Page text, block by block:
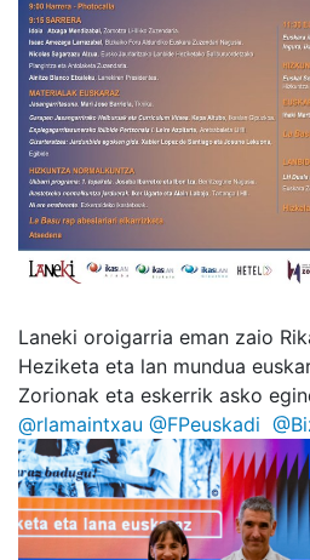
Laneki oroigarria eman zaio
Heziketa eta lan mundua
Zorionak eta eskerrik asko
@rlamaintxau @FPeuskadi